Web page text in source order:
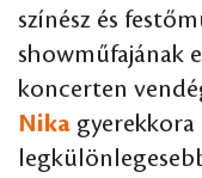
színész és
showműfajának
koncerten
Nika gyerekkora